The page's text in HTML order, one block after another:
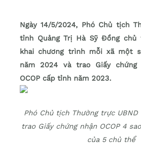
Ngày 14/5/2024, Phó Chủ tịch
tỉnh Quảng Trị Hà Sỹ Đồng
khai chương trình mỗi xã một
năm 2024 và trao Giấy chứng
OCOP cấp tỉnh năm 2023.
Phó Chủ tịch Thường trực
trao Giấy chứng nhận OCOP 4
của 5 chủ thể